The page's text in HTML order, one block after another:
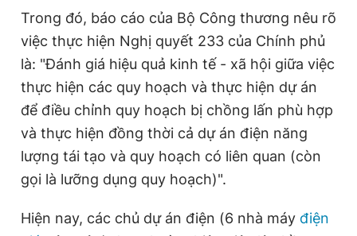
Trong đó, báo cáo của Bộ Công thương nêu rõ
việc thực hiện Nghị quyết 233 của Chính phủ
là: "Đánh giá hiệu quả kinh tế - xã hội giữa việc
thực hiện các quy hoạch và thực hiện dự án
để điều chỉnh quy hoạch bị chồng lấn phù hợp
và thực hiện đồng thời cả dự án điện năng
lượng tái tạo và quy hoạch có liên quan (còn
gọi là lưỡng dụng quy hoạch)".
Hiện nay, các chủ dự án điện (6 nhà máy điện